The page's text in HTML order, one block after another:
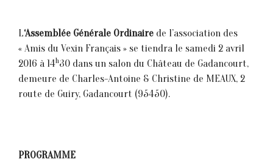
L‘Assemblée Générale Ordinaire de l’association des
« Amis du Vexin Français » se tiendra le samedi 2 avril
2016 à 14h30 dans un salon du Château de Gadancourt,
demeure de Charles-Antoine & Christine de MEAUX, 2
route de Guiry, Gadancourt (95450).
PROGRAMME